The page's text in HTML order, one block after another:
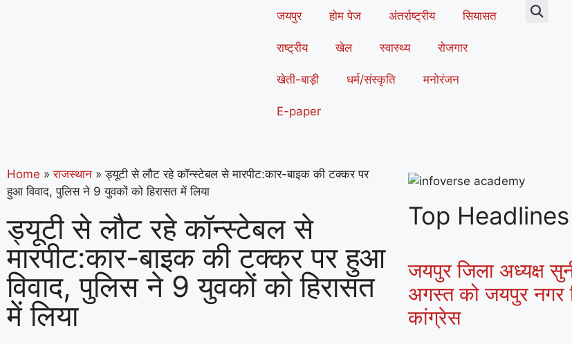
जयपुर होम पेज अंतर्राष्ट्रीय सियासत
राष्ट्रीय खेल स्वास्थ्य रोजगार
खेती-बाड़ी धर्म/संस्कृति मनोरंजन
E-paper
Home » राजस्थान » ड्यूटी से लौट रहे कॉन्स्टेबल से मारपीट:कार-बाइक की टक्कर पर
हुआ विवाद, पुलिस ने 9 युवकों को हिरासत में लिया
ड्यूटी से लौट रहे कॉन्स्टेबल से
मारपीट:कार-बाइक की टक्कर पर हुआ
विवाद, पुलिस ने 9 युवकों को हिरासत
में लिया
Top Headlines
जयपुर जिला अध्यक्ष
अगस्त को जयपुर नगर
कांग्रेस